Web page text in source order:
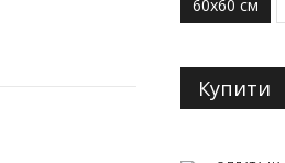
60х60 см
Купити